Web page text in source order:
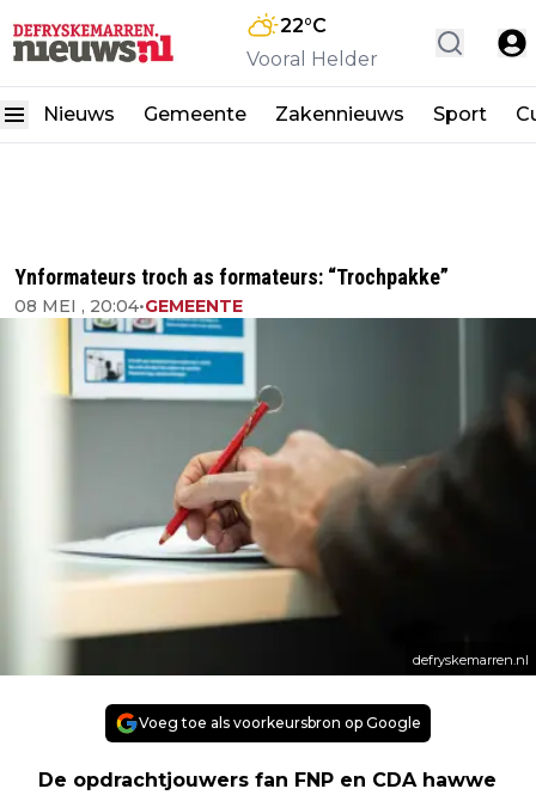
22°C
Vooral Helder
Nieuws Gemeente Zakennieuws Sport
Ynformateurs troch as formateurs: “Trochpakke”
08 MEI , 20:04•GEMEENTE
defryskemarren.nl
Voeg toe als voorkeursbron op Google
De opdrachtjouwers fan FNP en CDA hawwe